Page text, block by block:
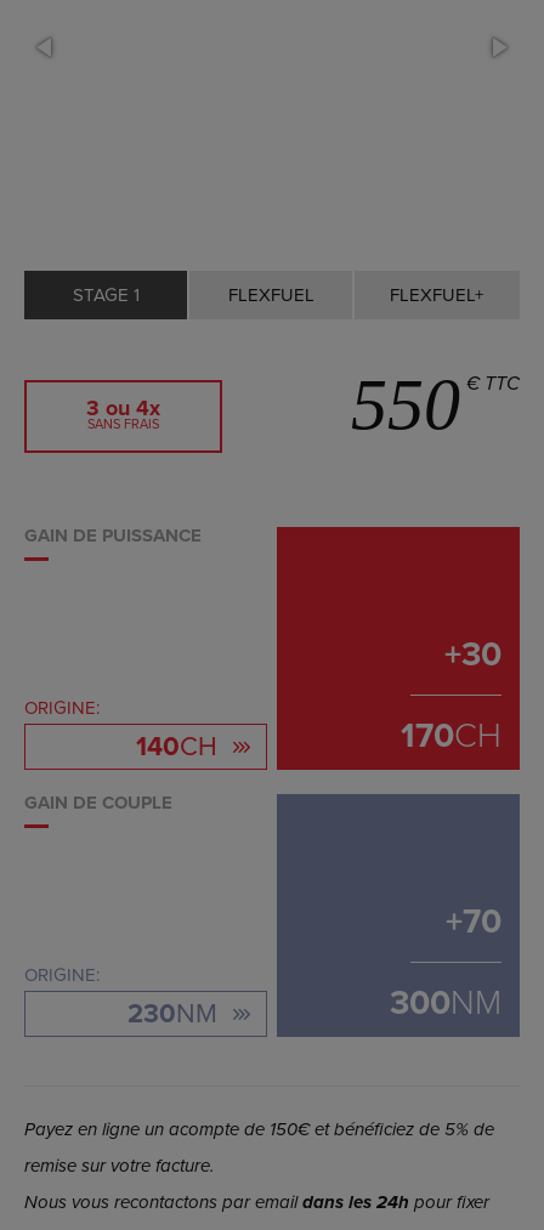
STAGE 1 FLEXFUEL FLEXFUEL+
3 ou 4x
SANS FRAIS 550 € TTC
GAIN DE PUISSANCE
ORIGINE:
140CH
+30
170CH
GAIN DE COUPLE
ORIGINE:
230NM
+70
300NM
Payez en ligne un acompte de 150€ et bénéficiez de 5% de
remise sur votre facture.
Nous vous recontactons par emaildans les 24h pour fixer